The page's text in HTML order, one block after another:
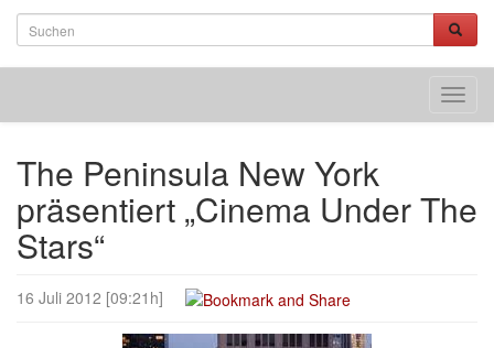
The Peninsula New York
präsentiert „Cinema Under The
Stars“
16 Juli 2012 [09:21h]